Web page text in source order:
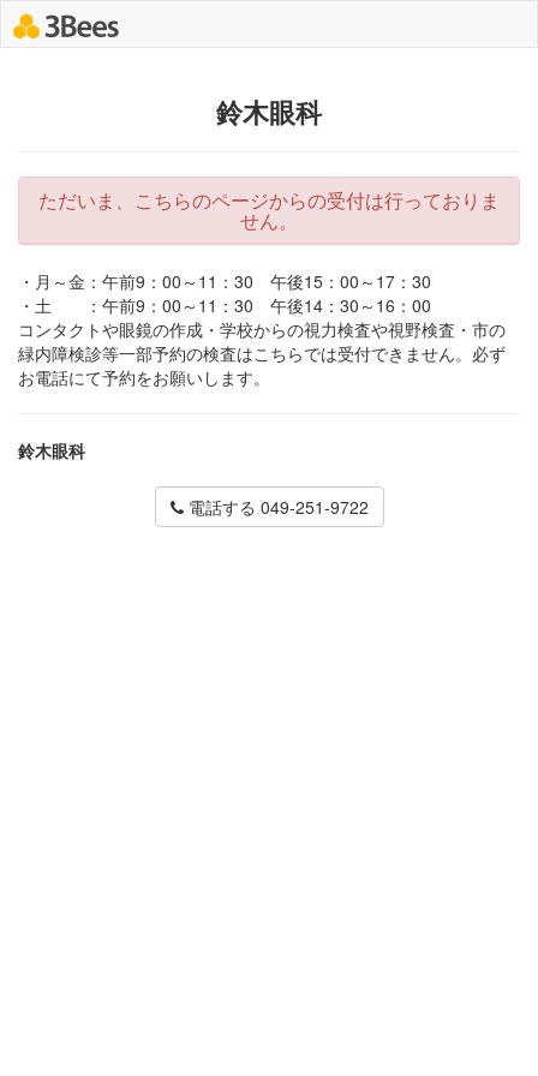
鈴木眼科
ただいま、こちらのページからの受付は行っておりま
せん。
・月～金：午前9：00～11：30 午後15：00～17：30
・土 ：午前9：00～11：30 午後14：30～16：00
コンタクトや眼鏡の作成・学校からの視力検査や視野検査・市の
緑内障検診等一部予約の検査はこちらでは受付できません。必ず
お電話にて予約をお願いします。
鈴木眼科
電話する 049-251-9722